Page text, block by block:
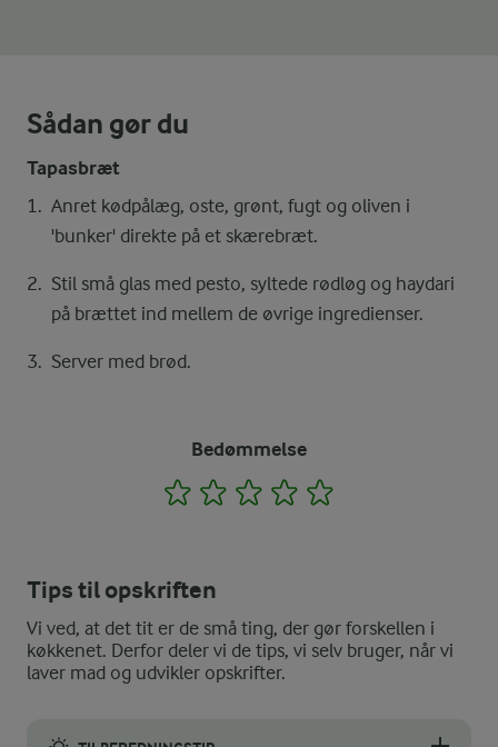
Sådan gør du
Tapasbræt
Anret kødpålæg, oste, grønt, fugt og oliven i
'bunker' direkte på et skærebræt.
Stil små glas med pesto, syltede rødløg og haydari
på brættet ind mellem de øvrige ingredienser.
Server med brød.
Bedømmelse
1 2 3 4
Tips til opskriften
Vi ved, at det tit er de små ting, der gør forskellen i
køkkenet. Derfor deler vi de tips, vi selv bruger, når vi
laver mad og udvikler opskrifter.